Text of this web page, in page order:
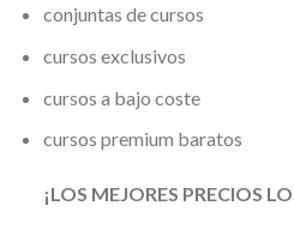
conjuntas de cursos
cursos exclusivos
cursos a bajo coste
cursos premium baratos
¡LOS MEJORES PRECIOS